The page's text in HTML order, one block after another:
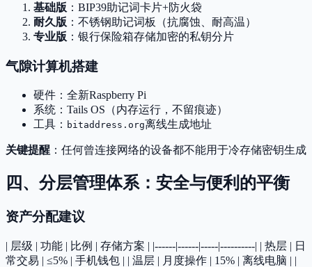
基础版 ：BIP39助记词卡片+防火袋
耐久版 ：不锈钢助记词板（抗腐蚀、耐高温）
专业版 ：银行保险箱存储加密的私钥分片
气隙计算机搭建
硬件：全新Raspberry Pi
系统：Tails OS（内存运行，不留痕迹）
工具： bitaddress.org离线生成地址
关键提醒 ：任何曾连接网络的设备都不能用于冷存储密钥生成
四、分层管理体系：安全与便利的平衡
资产分配建议
| 层级 | 功能 | 比例 | 存储方案 | |------|------|-----|----------| | 热层 | 日
常交易 | ≤5% | 手机钱包 | | 温层 | 月度操作 | 15% | 离线电脑 | |